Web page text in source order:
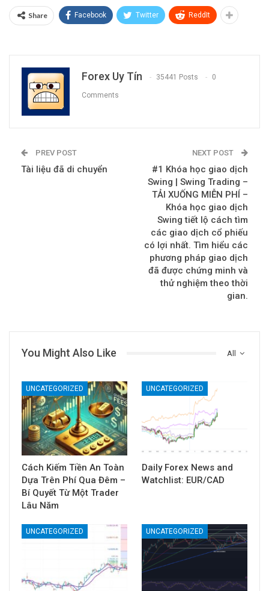
Share Facebook Twitter ReddIt
Forex Uy Tín 35441 Posts 0
Comments
PREV POST
Tài liệu đã di chuyển
NEXT POST
#1 Khóa học giao dịch
Swing | Swing Trading –
TẢI XUỐNG MIỄN PHÍ –
Khóa học giao dịch
Swing tiết lộ cách tìm
các giao dịch cổ phiếu
có lợi nhất. Tìm hiểu các
phương pháp giao dịch
đã được chứng minh và
thử nghiệm theo thời
gian.
All
You Might Also Like
UNCATEGORIZED
Cách Kiếm Tiền An Toàn
Dựa Trên Phí Qua Đêm –
Bí Quyết Từ Một Trader
Lâu Năm
UNCATEGORIZED
Daily Forex News and
Watchlist: EUR/CAD
UNCATEGORIZED UNCATEGORIZED